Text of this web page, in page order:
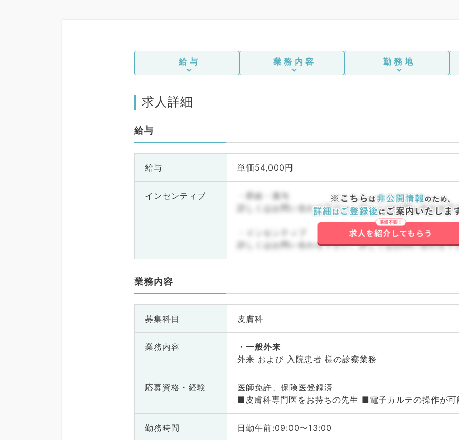
給与 業務内容 勤務地
求人詳細
給与
給与 単価54,000円
インセンティブ
・昇給・賞与
詳しくはお問い合わせ下さい。詳しくはお問い合わせ下
・インセンティブ
詳しくはお問い合わせ下さい。詳しくはお問い合わせ下
業務内容
募集科目 皮膚科
業務内容
一般外来
外来 および 入院患者 様の診察業務
応募資格・ 経験
医師免許、保険医登録済
■皮膚科専門医をお持ちの先生 ■電子カルテの操作が可
勤務時間 日勤午前:09:00〜13:00